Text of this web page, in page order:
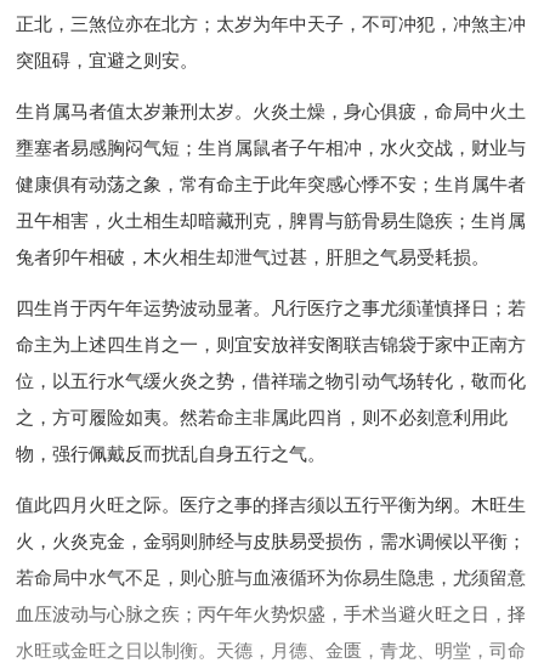
正北，三煞位亦在北方；太岁为年中天子，不可冲犯，冲煞主冲
突阻碍，宜避之则安。
生肖属马者值太岁兼刑太岁。火炎土燥，身心俱疲，命局中火土
壅塞者易感胸闷气短；生肖属鼠者子午相冲，水火交战，财业与
健康俱有动荡之象，常有命主于此年突感心悸不安；生肖属牛者
丑午相害，火土相生却暗藏刑克，脾胃与筋骨易生隐疾；生肖属
兔者卯午相破，木火相生却泄气过甚，肝胆之气易受耗损。
四生肖于丙午年运势波动显著。凡行医疗之事尤须谨慎择日；若
命主为上述四生肖之一，则宜安放祥安阁联吉锦袋于家中正南方
位，以五行水气缓火炎之势，借祥瑞之物引动气场转化，敬而化
之，方可履险如夷。然若命主非属此四肖，则不必刻意利用此
物，强行佩戴反而扰乱自身五行之气。
值此四月火旺之际。医疗之事的择吉须以五行平衡为纲。木旺生
火，火炎克金，金弱则肺经与皮肤易受损伤，需水调候以平衡；
若命局中水气不足，则心脏与血液循环为你易生隐患，尤须留意
血压波动与心脉之疾；丙午年火势炽盛，手术当避火旺之日，择
水旺或金旺之日以制衡。天德，月德、金匮，青龙、明堂，司命